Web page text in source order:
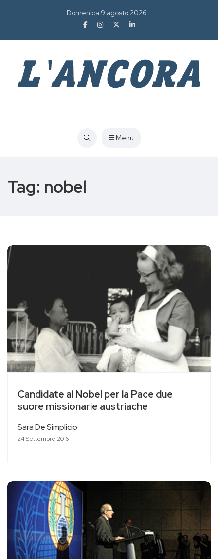
Domenica 9 agosto 2026
Menu
Tag: nobel
Candidate al Nobel per la Pace due
suore missionarie austriache
Sara De Simplicio
24 Settembre 2016